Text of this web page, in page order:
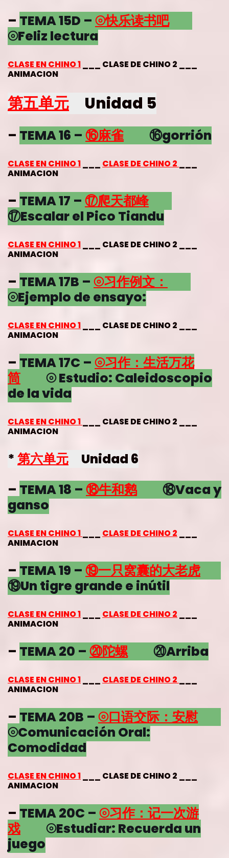
– TEMA 15D – ⦾快乐读书吧
⦾Feliz lectura
CLASE EN CHINO 1 ___ CLASE DE CHINO 2 ___
ANIMACION
第五单元 Unidad 5
– TEMA 16 – ⑯麻雀 ⑯gorrión
CLASE EN CHINO 1 CLASE DE CHINO 2
ANIMACION
– TEMA 17 – ⑰爬天都峰
⑰Escalar el Pico Tiandu
CLASE EN CHINO 1 ___ CLASE DE CHINO 2 ___
ANIMACION
– TEMA 17B – ⦾习作例文：
⦾Ejemplo de ensayo:
CLASE EN CHINO 1 ___ CLASE DE CHINO 2 ___
ANIMACION
– TEMA 17C – ⦾习作：生活万花
筒 ⦾ Estudio: Caleidoscopio
de la vida
CLASE EN CHINO 1
___ CLASE DE CHINO 2 ___
ANIMACION
* 第六单元
Unidad 6
– TEMA 18 – ⑱牛和鹅 ⑱Vaca y
ganso
CLASE EN CHINO 1 CLASE DE CHINO 2
ANIMACION
– TEMA 19 – ⑲一只窝囊的大老虎
⑲Un tigre grande e inútil
CLASE EN CHINO 1 CLASE DE CHINO 2
ANIMACION
– TEMA 20 – ⑳陀螺⑳Arriba
CLASE EN CHINO 1 CLASE DE CHINO 2
ANIMACION
– TEMA 20B – ⦾口语交际：安慰
⦾Comunicación Oral:
Comodidad
CLASE EN CHINO 1 ___ CLASE DE CHINO 2 ___
ANIMACION
– TEMA 20C – ⦾习作：记一次游
戏 ⦾Estudiar: Recuerda un
juego